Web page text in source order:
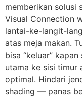
memberikan solusi
Visual Connection
lantai-ke-langit-
atas meja makan.
bisa “keluar”
utama ke sisi timur
optimal. Hindari
shading — panas